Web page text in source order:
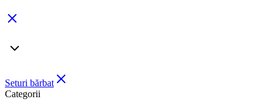
Seturi bărbat
Categorii